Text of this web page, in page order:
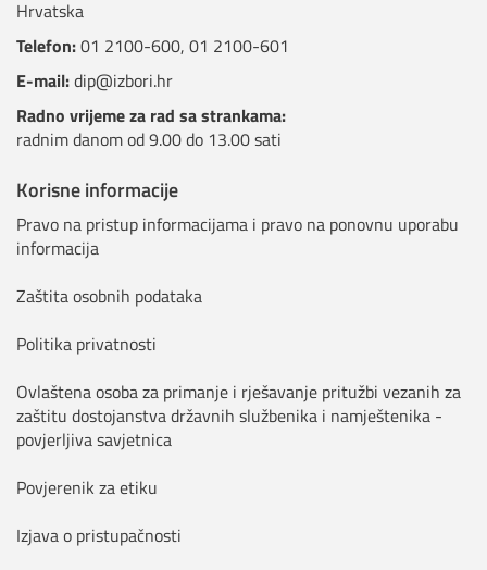
Hrvatska
Telefon:01 2100-600, 01 2100-601
E-mail:dip@izbori.hr
Radno vrijeme za rad sa strankama:
radnim danom od 9.00 do 13.00 sati
Korisne informacije
Pravo na pristup informacijama i pravo na ponovnu uporabu
informacija
Zaštita osobnih podataka
Politika privatnosti
Ovlaštena osoba za primanje i rješavanje pritužbi vezanih za
zaštitu dostojanstva državnih službenika i namještenika -
povjerljiva savjetnica
Povjerenik za etiku
Izjava o pristupačnosti